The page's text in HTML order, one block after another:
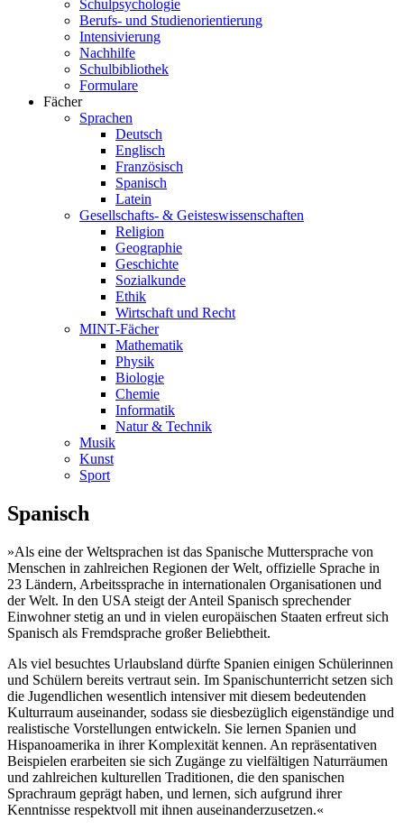
Schulpsychologie
Berufs- und Studienorientierung
Intensivierung
Nachhilfe
Schulbibliothek
Formulare
Fächer
Sprachen
Deutsch
Englisch
Französisch
Spanisch
Latein
Gesellschafts- & Geisteswissenschaften
Religion
Geographie
Geschichte
Sozialkunde
Ethik
Wirtschaft und Recht
MINT-Fächer
Mathematik
Physik
Biologie
Chemie
Informatik
Natur & Technik
Musik
Kunst
Sport
Spanisch
»Als eine der Weltsprachen ist das Spanische Muttersprache von
Menschen in zahlreichen Regionen der Welt, offizielle Sprache in
23 Ländern, Arbeitssprache in internationalen Organisationen und
der Welt. In den USA steigt der Anteil Spanisch sprechender
Einwohner stetig an und in vielen europäischen Staaten erfreut sich
Spanisch als Fremdsprache großer Beliebtheit.
Als viel besuchtes Urlaubsland dürfte Spanien einigen Schülerinnen
und Schülern bereits vertraut sein. Im Spanischunterricht setzen sich
die Jugendlichen wesentlich intensiver mit diesem bedeutenden
Kulturraum auseinander, sodass sie diesbezüglich eigenständige und
realistische Vorstellungen entwickeln. Sie lernen Spanien und
Hispanoamerika in ihrer Komplexität kennen. An repräsentativen
Beispielen erarbeiten sie sich Zugänge zu vielfältigen Naturräumen
und zahlreichen kulturellen Traditionen, die den spanischen
Sprachraum geprägt haben, und lernen, sich aufgrund ihrer
Kenntnisse respektvoll mit ihnen auseinanderzusetzen.«